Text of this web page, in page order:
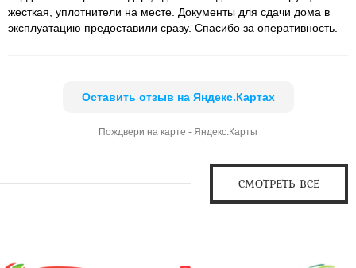
жесткая, уплотнители на месте. Документы для сдачи дома в
эксплуатацию предоставили сразу. Спасибо за оперативность.
Оставить отзыв на Яндекс.Картах
Пождвери на карте - Яндекс.Карты
СМОТРЕТЬ ВСЕ